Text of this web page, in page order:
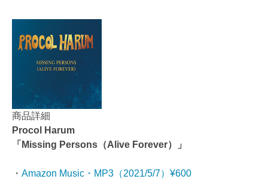
商品詳細
Procol Harum
「Missing Persons（Alive Forever）」
・ Amazon Music・MP3（2021/5/7）¥600